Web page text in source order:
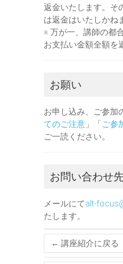
返金いたします。そ
は返金はいたしかね
※ 万が一、講師の都
お支払い金額全額を
お願い
お申し込み、ご参加
てのご注意 」「 ご参
ご一読ください。
お問い合わせ
メールにてalt-
たします。
← 講座紹介に戻る